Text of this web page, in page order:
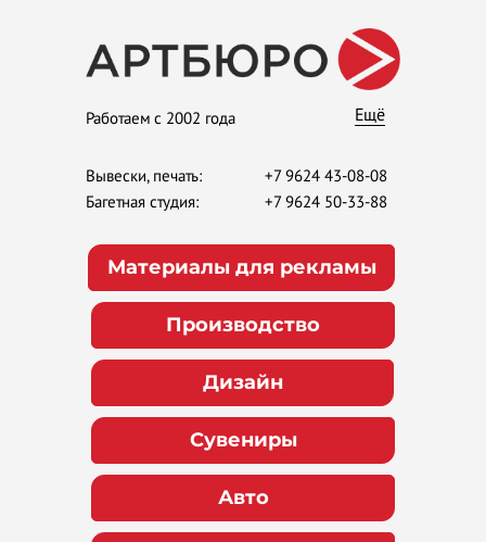
Работаем с 2002 года
+7 9624 43-08-08
+7 9624 50-33-88
Вывески, печать:
Багетная студия:
Материалы для рекламы
Производство
Дизайн
Сувениры
Авто
Ещё